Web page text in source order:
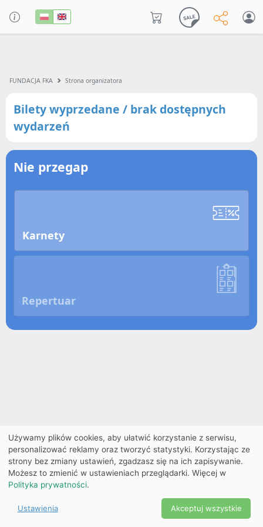
FUNDACJA FKA Strona organizatora
Bilety wyprzedane / brak dostępnych
wydarzeń
Nie przegap
Karnety
Repertuar
Ekobilet2026 |
Ustawienia
cookies
2026
Używamy plików cookies, aby ułatwić korzystanie z serwisu,
personalizować reklamy oraz tworzyć statystyki. Korzystając ze
strony bez zmiany ustawień, zgadzasz się na ich zapisywanie.
Możesz to zmienić w ustawieniach przeglądarki. Więcej w
Polityka prywatności.
Ustawienia Akceptuj wszystkie